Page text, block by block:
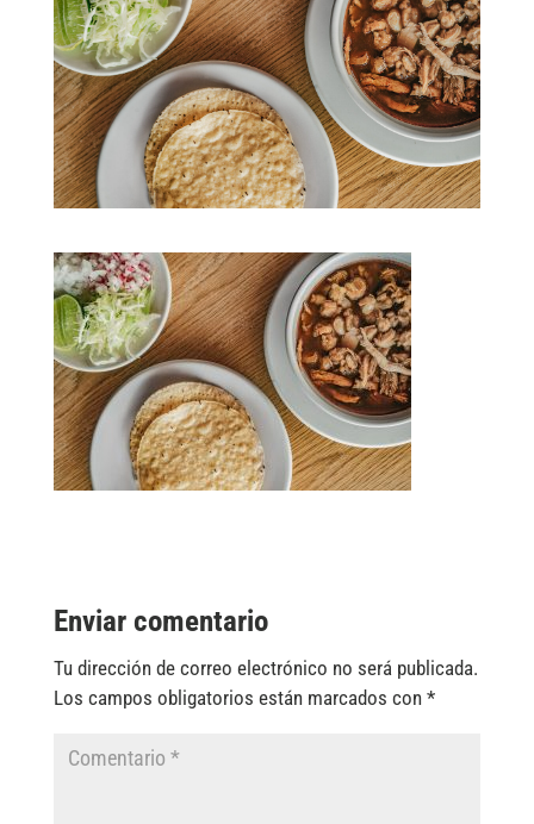
Enviar comentario
Tu dirección de correo electrónico no será publicada.
Los campos obligatorios están marcados con *